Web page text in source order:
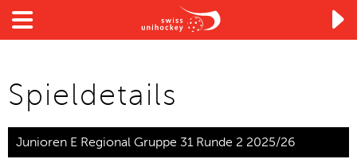

Spieldetails
Junioren E Regional Gruppe 31 Runde 2 2025/26